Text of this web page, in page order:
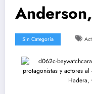
Sin Categoría